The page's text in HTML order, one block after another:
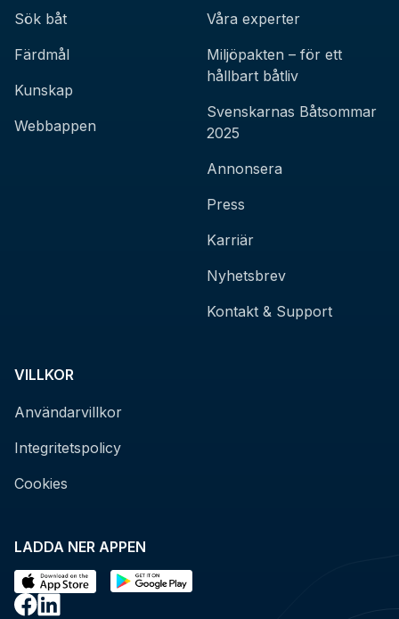
LADDA NER APPEN
Sök båt
Färdmål
Kunskap
Webbappen
Våra experter
Miljöpakten – för ett
hållbart båtliv
Svenskarnas Båtsommar
2025
Annonsera
Press
Karriär
Nyhetsbrev
Kontakt & Support
VILLKOR
Användarvillkor
Integritetspolicy
Cookies